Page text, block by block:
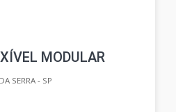
MODULAR
SERRA - SP